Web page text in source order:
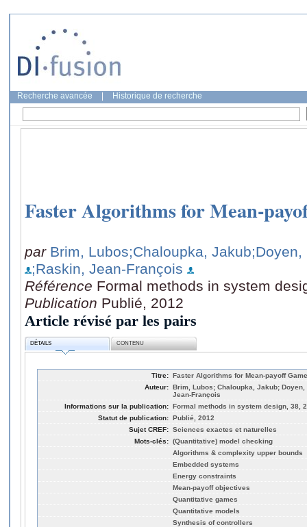
Recherche avancée Historique de recherche
Faster Algorithms for Mean-
par Brim, Lubos;Chaloupka, Jakub;Doyen,
;Raskin, Jean-François
Référence Formal methods in system
Publication Publié, 2012
Article révisé par les pairs
DÉTAILS CONTENU
Titre: Faster Algorithms for Mean-payoff
Auteur: Brim, Lubos; Chaloupka, Jakub;
Jean-François
Informations sur la publication: Formal methods in system design, 38,
Statut de publication: Publié, 2012
Sujet CREF: Sciences exactes et naturelles
Mots-clés: (Quantitative) model checking
Algorithms & complexity upper bounds
Embedded systems
Energy constraints
Mean-payoff objectives
Quantitative games
Quantitative models
Synthesis of controllers